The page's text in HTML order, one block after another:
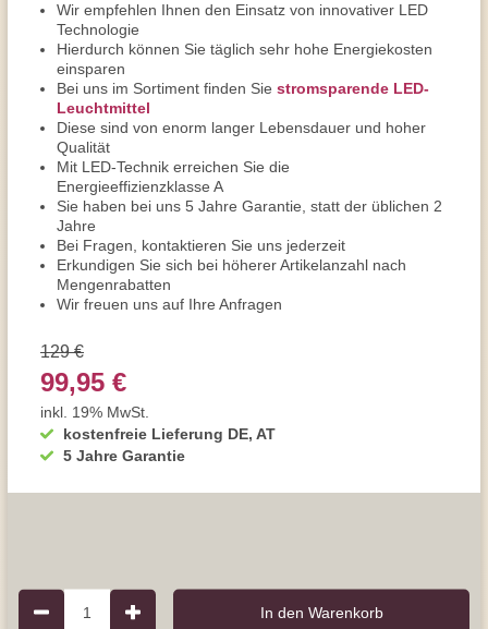
Wir empfehlen Ihnen den Einsatz von innovativer LED
Technologie
Hierdurch können Sie täglich sehr hohe Energiekosten
einsparen
Bei uns im Sortiment finden Sie stromsparende LED-
Leuchtmittel
Diese sind von enorm langer Lebensdauer und hoher
Qualität
Mit LED-Technik erreichen Sie die
Energieeffizienzklasse A
Sie haben bei uns 5 Jahre Garantie, statt der üblichen 2
Jahre
Bei Fragen, kontaktieren Sie uns jederzeit
Erkundigen Sie sich bei höherer Artikelanzahl nach
Mengenrabatten
Wir freuen uns auf Ihre Anfragen
kostenfreie Lieferung DE, AT
5 Jahre Garantie
129 €
99,95 €
inkl. 19% MwSt.
1 In den Warenkorb